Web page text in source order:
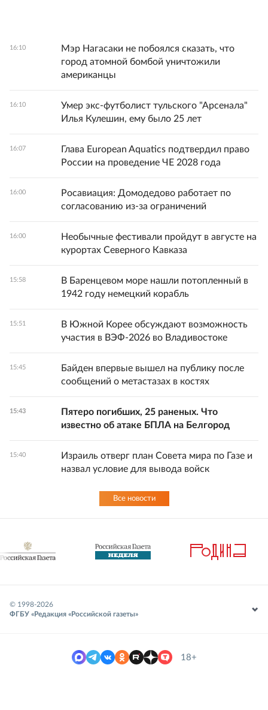
16:10
Мэр Нагасаки не побоялся сказать, что
город атомной бомбой уничтожили
американцы
16:10
Умер экс-футболист тульского "Арсенала"
Илья Кулешин, ему было 25 лет
16:07
Глава European Aquatics подтвердил право
России на проведение ЧЕ 2028 года
16:00
Росавиация: Домодедово работает по
согласованию из-за ограничений
16:00
Необычные фестивали пройдут в августе на
курортах Северного Кавказа
15:58
В Баренцевом море нашли потопленный в
1942 году немецкий корабль
15:51
В Южной Корее обсуждают возможность
участия в ВЭФ-2026 во Владивостоке
15:45
Байден впервые вышел на публику после
сообщений о метастазах в костях
15:43
Пятеро погибших, 25 раненых. Что
известно об атаке БПЛА на Белгород
15:40
Израиль отверг план Совета мира по Газе и
назвал условие для вывода войск
Все новости
© 1998-2026
ФГБУ «Редакция «Российской газеты»
18+